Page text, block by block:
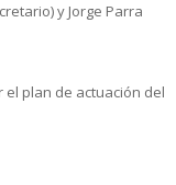
y Jorge Parra
plan de actuación del